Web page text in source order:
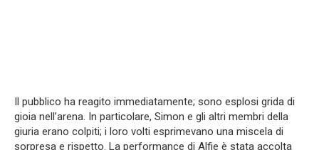
Il pubblico ha reagito immediatamente; sono esplosi grida di
gioia nell’arena. In particolare, Simon e gli altri membri della
giuria erano colpiti; i loro volti esprimevano una miscela di
sorpresa e rispetto. La performance di Alfie è stata accolta